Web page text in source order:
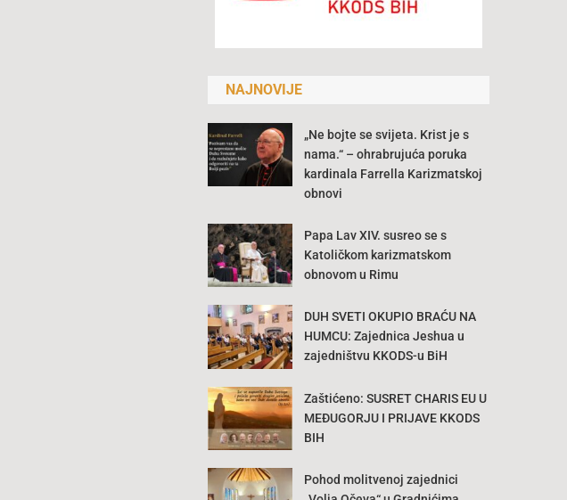
NAJNOVIJE
„Ne bojte se svijeta. Krist je s
nama.“ – ohrabrujuća poruka
kardinala Farrella Karizmatskoj
obnovi
Papa Lav XIV. susreo se s
Katoličkom karizmatskom
obnovom u Rimu
DUH SVETI OKUPIO BRAĆU NA
HUMCU: Zajednica Jeshua u
zajedništvu KKODS-u BiH
Zaštićeno: SUSRET CHARIS EU U
MEĐUGORJU I PRIJAVE KKODS
BIH
Pohod molitvenoj zajednici